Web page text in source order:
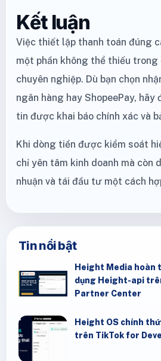
Kết luận
Việc thiết lập thanh toán đúng
một phần không thể thiếu trong
chuyên nghiệp. Dù bạn chọn
ngân hàng hay ShopeePay, hãy
tin được khai báo chính xác và
Khi dòng tiền được kiểm soát
chỉ yên tâm kinh doanh mà còn
nhuận và tái đầu tư một cách
Tin nổi bật
Height Media hoàn
dụng Height-api
Partner Center
Height OS chính
trên TikTok for